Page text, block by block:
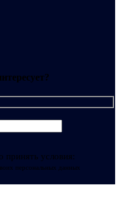
условия:
персональных данных